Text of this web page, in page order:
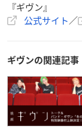
『ギヴン』
公式サイト／
ギヴンの関連記事